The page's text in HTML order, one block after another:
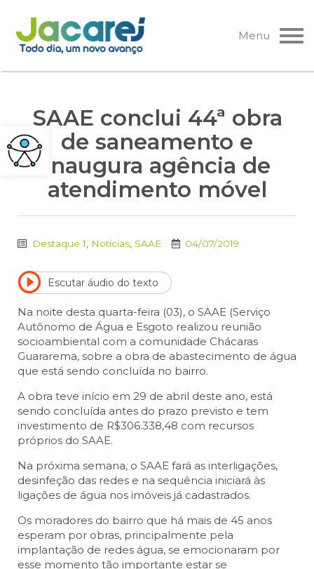
Pular
para
o
Menu
SAAE conclui 44ª obra
de saneamento e
inaugura agência de
atendimento móvel
Destaque 1 Notícias SAAE 04/07/2019
Escutar áudio do texto
Na noite desta quarta-feira (03), o SAAE (Serviço
Autônomo de Água e Esgoto realizou reunião
socioambiental com a comunidade Chácaras
Guararema, sobre a obra de abastecimento de água
que está sendo concluída no bairro.
A obra teve início em 29 de abril deste ano, está
sendo concluída antes do prazo previsto e tem
investimento de R$306.338,48 com recursos
próprios do SAAE.
Na próxima semana, o SAAE fará as interligações,
desinfeção das redes e na sequência iniciará às
ligações de água nos imóveis já cadastrados.
Os moradores do bairro que há mais de 45 anos
esperam por obras, principalmente pela
implantação de redes água, se emocionaram por
esse momento tão importante estar se